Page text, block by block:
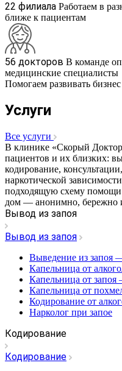
22 филиала Работаем в
ближе к пациентам
56 докторов В команде
медицинские специалисты
Помогаем развивать бизнес
Услуги
Все услуги
В клинике «Скорый
пациентов и их близких:
кодирование,
наркотической
подходящую схему помощи
дом — анонимно, бережно
Вывод из запоя
Вывод из запоя
Выведение из запоя
Капельница от
Капельница от запоя
Капельница от
Кодирование от
Нарколог при запое
Кодирование
Кодирование